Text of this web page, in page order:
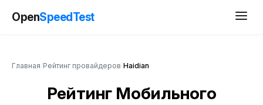
OpenSpeedTest
Главная Рейтинг провайдеров Haidian
Рейтинг Мобильного